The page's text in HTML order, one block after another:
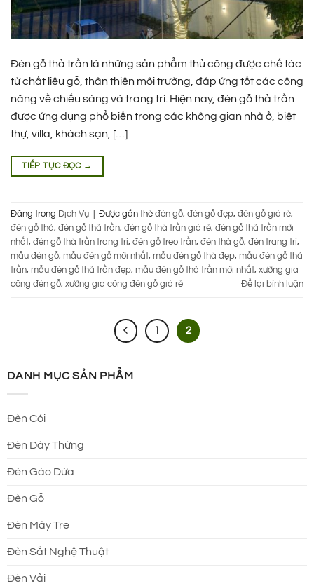
Đèn gỗ thả trần là những sản phẩm thủ công được chế tác
từ chất liệu gỗ, thân thiện môi trường, đáp ứng tốt các công
năng về chiếu sáng và trang trí. Hiện nay, đèn gỗ thả trần
được ứng dụng phổ biến trong các không gian nhà ở, biệt
thự, villa, khách sạn, […]
TIẾP TỤC ĐỌC →
Đăng trong Dịch Vụ Được gắn thẻ đèn gỗ, đèn gỗ đẹp, đèn gỗ giá rẻ,
đèn gỗ thả, đèn gỗ thả trần, đèn gỗ thả trần giá rẻ, đèn gỗ thả trần mới
nhất, đèn gỗ thả trần trang trí, đèn gỗ treo trần, đèn thả gỗ, đèn trang trí,
mẫu đèn gỗ, mẫu đèn gỗ mới nhất, mẫu đèn gỗ thả đẹp, mẫu đèn gỗ thả
trần, mẫu đèn gỗ thả trần đẹp, mẫu đèn gỗ thả trần mới nhất, xưởng gia
công đèn gỗ, xưởng gia công đèn gỗ giá rẻ Để lại bình luận
1 2
DANH MỤC SẢN PHẨM
Đèn Cói
Đèn Dây Thừng
Đèn Gáo Dừa
Đèn Gỗ
Đèn Mây Tre
Đèn Sắt Nghệ Thuật
Đèn Vải